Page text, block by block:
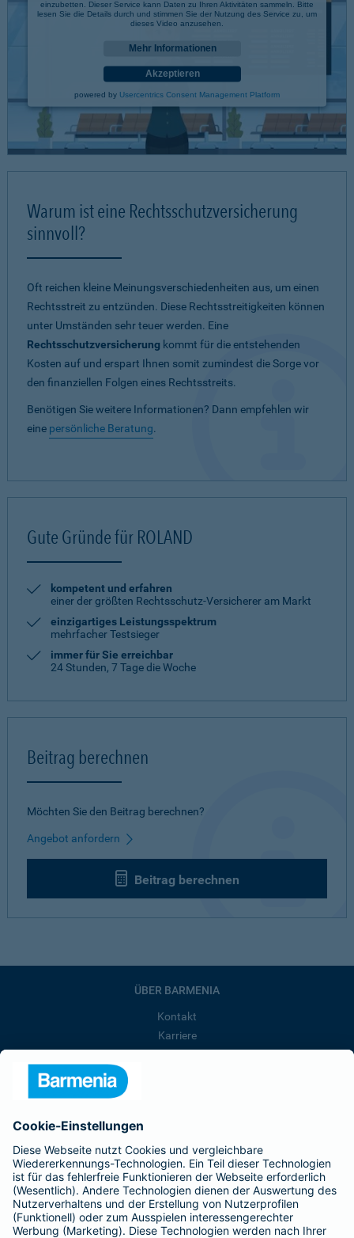
einzubetten. Dieser Service kann Daten zu Ihren Aktivitäten sammeln. Bitte
lesen Sie die Details durch und stimmen Sie der Nutzung des Service zu, um
dieses Video anzusehen.
Mehr Informationen
Akzeptieren
powered by Usercentrics Consent Management Platform
Warum ist eine Rechtsschutzversicherung
sinnvoll?
Oft reichen kleine Meinungsverschiedenheiten aus, um einen
Rechtsstreit zu entzünden. Diese Rechtsstreitigkeiten können
unter Umständen sehr teuer werden. Eine
Rechtsschutzversicherung kommt für die entstehenden
Kosten auf und erspart Ihnen somit zumindest die Sorge vor
den finanziellen Folgen eines Rechtsstreits.
Benötigen Sie weitere Informationen? Dann empfehlen wir
eine persönliche Beratung.
Gute Gründe für ROLAND
kompetent und erfahren
einer der größten Rechtsschutz-Versicherer am Markt
einzigartiges Leistungsspektrum
mehrfacher Testsieger
immer für Sie erreichbar
24 Stunden, 7 Tage die Woche
Beitrag berechnen
Möchten Sie den Beitrag berechnen?
Angebot anfordern
Beitrag berechnen
ÜBER BARMENIA
Kontakt
Karriere
Barmenia ist Teil der BarmeniaGothaer
BELIEBTE SEITEN
Kranken-Zusatzversicherung
Tierversicherungen
Haftpflichtversicherung